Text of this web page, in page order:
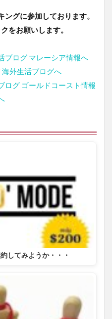
ングに参加しております。
をお願いします。
してみようか・・・